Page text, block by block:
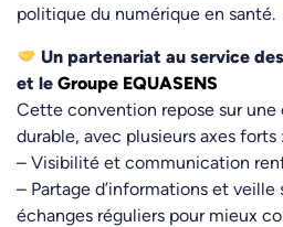
politique du numérique en santé.
Un partenariat au service
et le Groupe EQUASENS
Cette convention repose sur
durable, avec plusieurs axes forts :
– Visibilité et communication
– Partage d’informations et
échanges réguliers pour mieux